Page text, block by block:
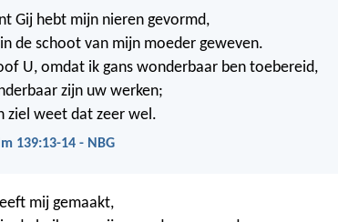
Gij hebt mijn nieren gevormd,
de schoot van mijn moeder geweven.
U, omdat ik gans wonderbaar ben toebereid,
zijn uw werken;
ziel weet dat zeer wel.
139:13-14 - NBG
mij gemaakt,